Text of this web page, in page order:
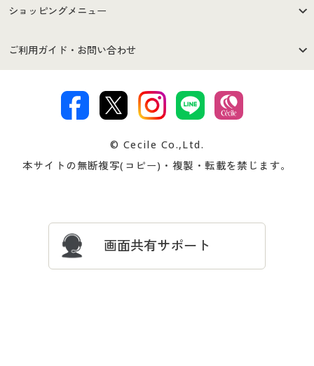
はじめての方へ
セシールご利用規約
著作権・商標について 会社案内
ショッピングメニュー
商品カテゴリ
プレゼント＆キャンペーン サイトマップ
ご利用ガイド・お問い合わせ
交換・返品は お支払は
ついて
忘れの場合
© Cecile Co.,Ltd.
本サイトの無断複写(コピー)・複製・転載を禁じます。
画面共有サポート